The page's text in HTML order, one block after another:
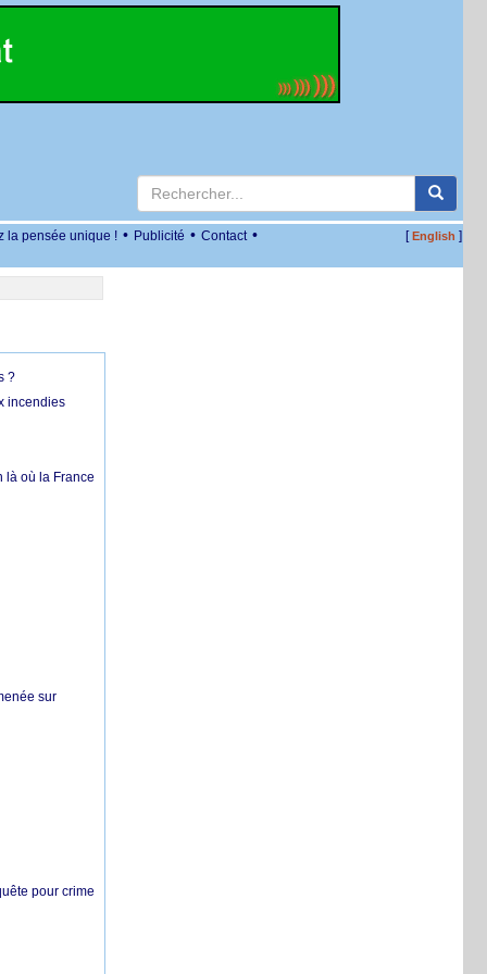
la pensée unique ! • Publicité • Contact • [English ]
?
incendies
là où la France
sur
pour crime